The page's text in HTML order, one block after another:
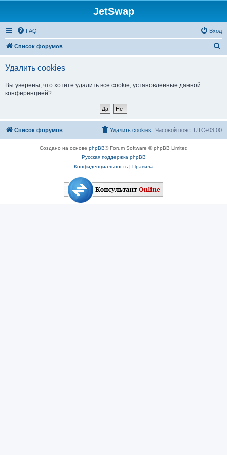
JetSwap
FAQ Вход
Список форумов
Удалить cookies
Вы уверены, что хотите удалить все cookie, установленные данной
конференцией?
Список форумов Часовой пояс: UTC+03:00
Удалить cookies
Создано на основе phpBB® Forum Software © phpBB Limited
Русская поддержка phpBB
Конфиденциальность| Правила